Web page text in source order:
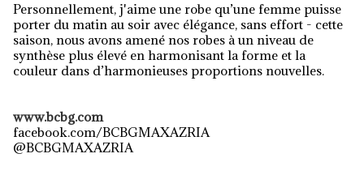
Personnellement, j'aime une robe qu’une femme puisse
porter du matin au soir avec élégance, sans effort - cette
saison, nous avons amené nos robes à un niveau de
synthèse plus élevé en harmonisant la forme et la
couleur dans d’harmonieuses proportions nouvelles.
www.bcbg.com
facebook.com/BCBGMAXAZRIA
@BCBGMAXAZRIA